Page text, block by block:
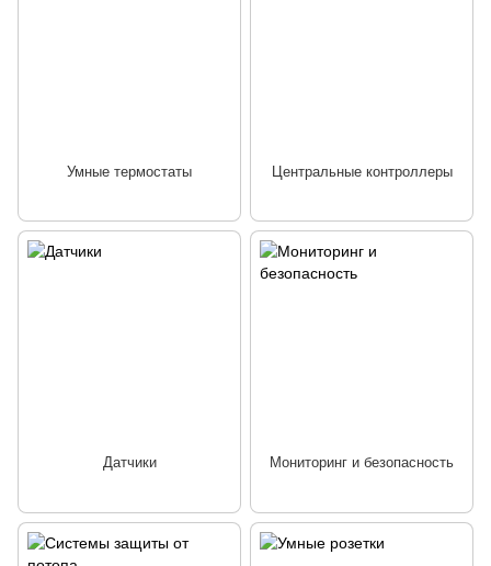
Умные термостаты Центральные контроллеры
Датчики Мониторинг и безопасность